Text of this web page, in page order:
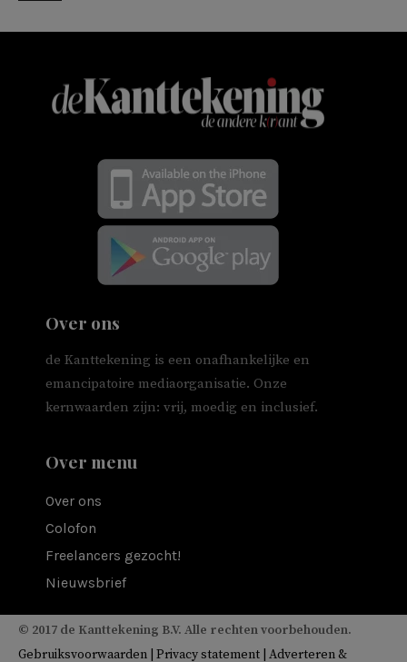
Over ons
de Kanttekening is een onafhankelijke en
emancipatoire mediaorganisatie. Onze
kernwaarden zijn: vrij, moedig en inclusief.
Over menu
Over ons
Colofon
Freelancers gezocht!
Nieuwsbrief
© 2017 de Kanttekening B.V. Alle rechten voorbehouden.
Gebruiksvoorwaarden Privacy statement Adverteren &